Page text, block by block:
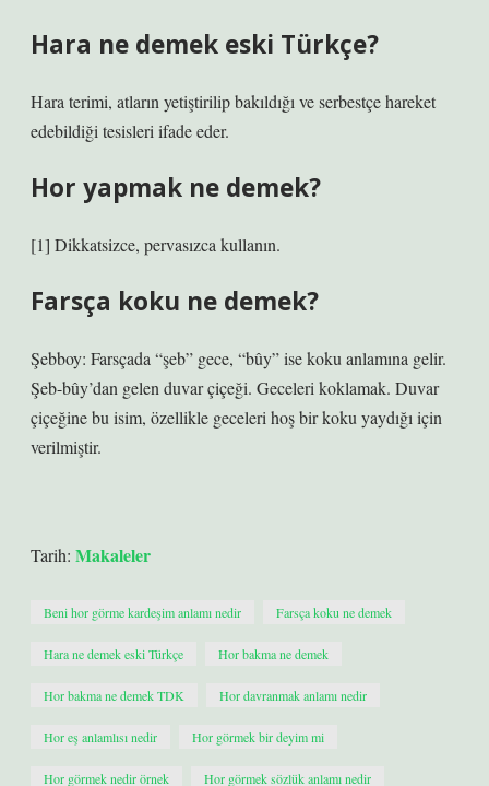
Hara ne demek eski Türkçe?
Hara terimi, atların yetiştirilip bakıldığı ve serbestçe hareket
edebildiği tesisleri ifade eder.
Hor yapmak ne demek?
[1] Dikkatsizce, pervasızca kullanın.
Farsça koku ne demek?
Şebboy: Farsçada “şeb” gece, “bûy” ise koku anlamına gelir.
Şeb-bûy’dan gelen duvar çiçeği. Geceleri koklamak. Duvar
çiçeğine bu isim, özellikle geceleri hoş bir koku yaydığı için
verilmiştir.
Tarih: Makaleler
Beni hor görme kardeşim anlamı nedir Farsça koku ne demek
Hara ne demek eski Türkçe Hor bakma ne demek
Hor bakma ne demek TDK Hor davranmak anlamı nedir
Hor eş anlamlısı nedir Hor görmek bir deyim mi
Hor görmek nedir örnek Hor görmek sözlük anlamı nedir